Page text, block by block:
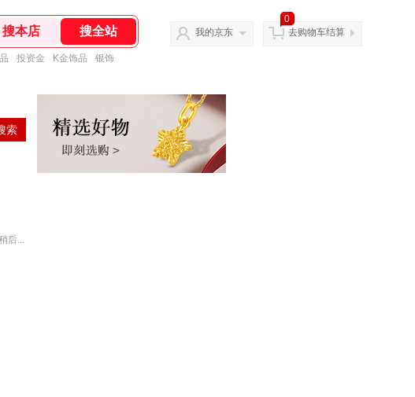
投资金 K金饰品 银饰
我的京东
0
去购物车结算
索
后...